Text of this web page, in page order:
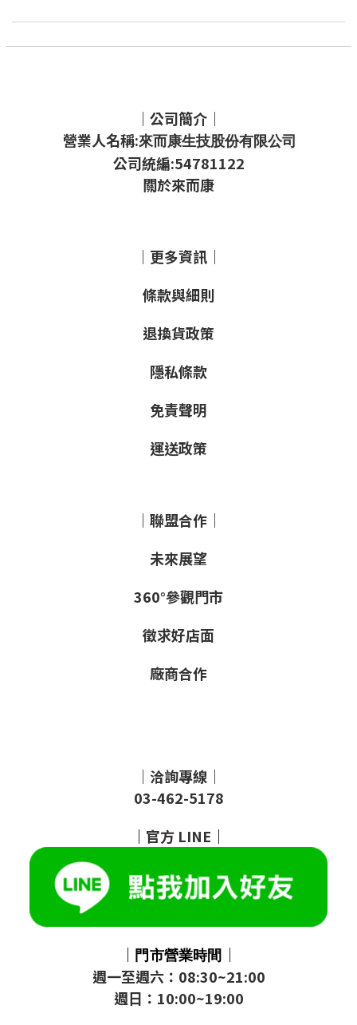
｜公司簡介｜
營業人名稱:來而康生技股份有限公司
公司統編:54781122
關於來而康
｜更多資訊｜
條款與細則
退換貨政策
隱私條款
免責聲明
運送政策
｜聯盟合作｜
未來展望
360°參觀門市
徵求好店面
廠商合作
｜洽詢專線｜
03-462-5178
｜ 官方 LINE ｜
｜ 門市營業時間 ｜
週一至週六：08:30~21:00
週日：10:00~19:00